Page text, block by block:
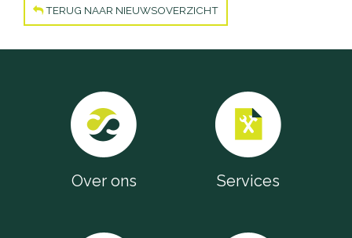
TERUG NAAR NIEUWSOVERZICHT
Over ons Services